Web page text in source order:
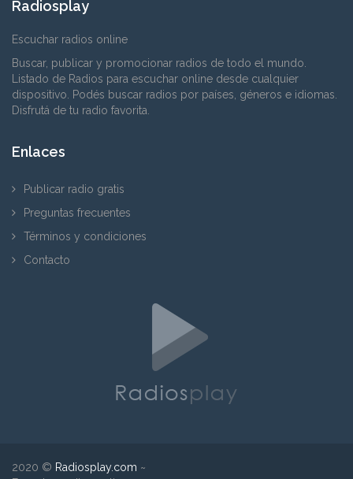
Radiosplay
Escuchar radios online
Buscar, publicar y promocionar radios de todo el mundo.
Listado de Radios para escuchar online desde cualquier
dispositivo. Podés buscar radios por países, géneros e idiomas.
Disfrutá de tu radio favorita.
Enlaces
Publicar radio gratis
Preguntas frecuentes
Términos y condiciones
Contacto
2020 © Radiosplay.com ~